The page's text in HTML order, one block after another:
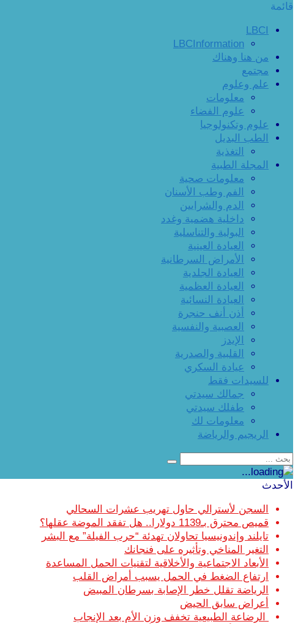
قائمة
LBCI
LBCInformation
من هنا وهناك
مجتمع
علم وعلوم
معلومات
علوم الفضاء
علوم وتكنولوجيا
الطب البديل
التغذية
المجلة الطبية
معلومات صحية
الفم وطب الأسنان
الدم والشرايين
داخلية هضمية وغدد
البولية والتناسلية
العيادة العينية
الأمراض السرطانية
العيادة الجلدية
العيادة العظمية
العيادة النسائية
أذن أنف حنجرة
العصبية والنفسية
الإيدز
القلبية والصدرية
عيادة السكري
للسيدات فقط
جمالك سيدتي
طفلك سيدتي
معلومات لك
الريجيم والرياضة
الأحدث
السجن لأسترالي حاول تهريب عشرات السحالي
قميص محترق بـ1139 دولارا.. هل تفقد الموضة عقلها؟
تايلند وإندونيسيا تحاولان تهدئة “حرب الفيلة” مع البشر
التغير المناخي وتأثيره على فنجانك
الأبعاد الاجتماعية والأخلاقية لتقنيات الحمل المساعدة
ارتفاع الضغط في الحمل يسبب أمراض القلب
الرياضة تقلل خطر الإصابة بسرطان المبيض
أعراض سابق الحيض
الرضاعة الطبيعية تخفف وزن الأم بعد الإنجاب